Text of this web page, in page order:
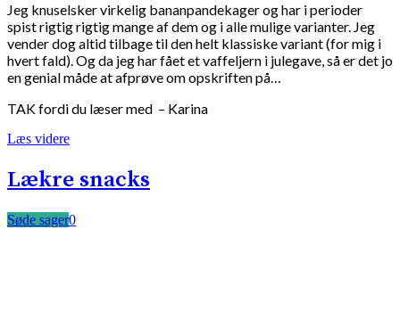
Jeg knuselsker virkelig bananpandekager og har i perioder
spist rigtig rigtig mange af dem og i alle mulige varianter. Jeg
vender dog altid tilbage til den helt klassiske variant (for mig i
hvert fald). Og da jeg har fået et vaffeljern i julegave, så er det jo
en genial måde at afprøve om opskriften på…
TAK fordi du læser med – Karina
Læs videre
Lækre snacks
Søde sager0